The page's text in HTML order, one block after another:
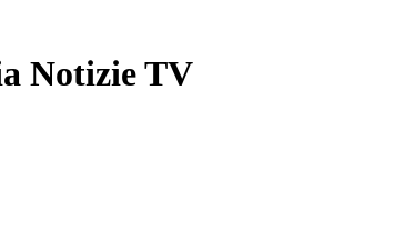
Notizie TV